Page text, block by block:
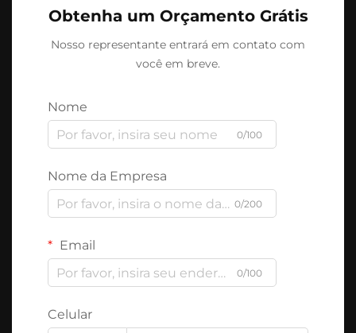
Obtenha um Orçamento Grátis
Nosso representante entrará em contato com
você em breve.
Nome
0/100
Nome da Empresa
0/200
Email
0/100
Celular